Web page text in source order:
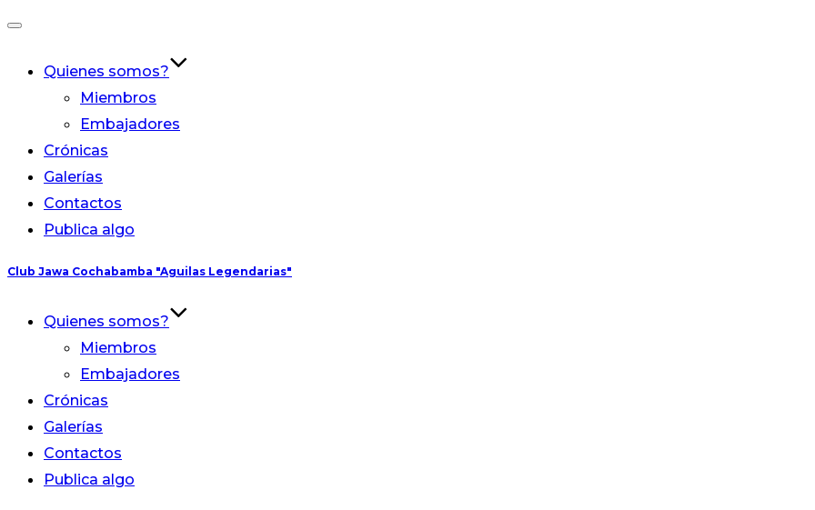
navegación
Quienes somos?
Miembros
Embajadores
Crónicas
Galerías
Contactos
Publica algo
Saltar
contenido
Club Jawa Cochabamba "Aguilas Legendarias"
Quienes somos?
Miembros
Embajadores
Crónicas
Galerías
Contactos
Publica algo